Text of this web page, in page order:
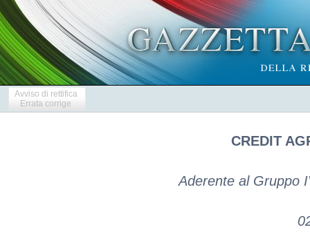
Avviso di rettifica
Errata corrige
CREDIT
Aderente al Gruppo